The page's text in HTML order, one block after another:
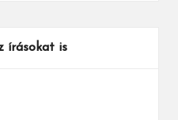
írásokat is